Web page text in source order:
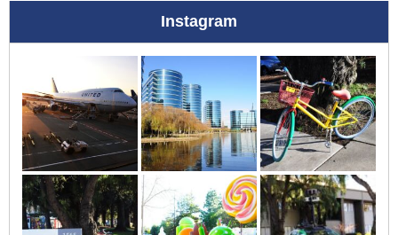
Instagram